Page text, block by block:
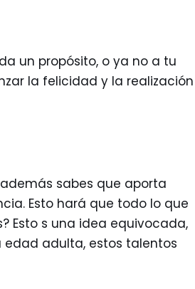
un propósito, o ya no a tu
la felicidad y la realización
sabes que aporta
Esto hará que todo lo que
Esto s una idea equivocada,
adulta, estos talentos